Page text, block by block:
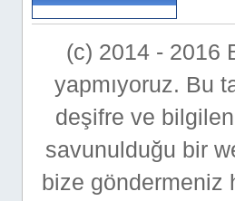
(c) 2014 - 2016
yapmıyoruz. Bu
deşifre ve
savunulduğu bir
bize göndermeniz